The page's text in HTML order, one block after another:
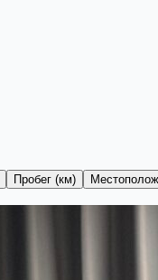
Пробег (км)